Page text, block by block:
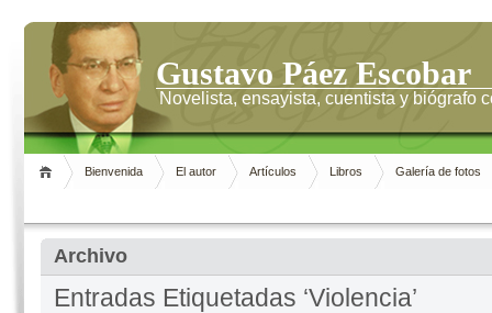
Gustavo Páez Escobar
Novelista, ensayista, cuentista y biógrafo
Bienvenida El autor Artículos Libros Galería de fotos
Archivo
Entradas Etiquetadas ‘Violencia’